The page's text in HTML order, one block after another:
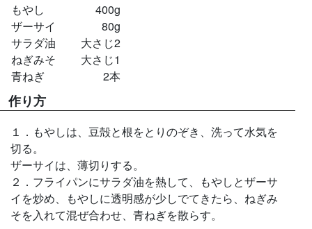
もやし
400g
ザーサイ
80g
サラダ油
大さじ2
ねぎみそ
大さじ1
青ねぎ
2本
作り方
１．もやしは、豆殻と根をとりのぞき、洗って水気を
切る。
ザーサイは、薄切りする。
２．フライパンにサラダ油を熱して、もやしとザーサ
イを炒め、もやしに透明感が少しでてきたら、ねぎみ
そを入れて混ぜ合わせ、青ねぎを散らす。